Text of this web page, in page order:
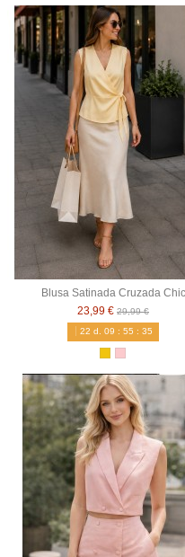
Blusa Satinada Cruzada Chic
23,99 € 29,99 €
22 d. 09 : 55 : 34